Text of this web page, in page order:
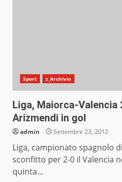
Sport z_Archivio
Liga, Maiorca-Valencia
Arizmendi in gol
admin Settembre 23, 2012
Liga, campionato spagnolo
sconfitto per 2-0 il Valencia
quinta...